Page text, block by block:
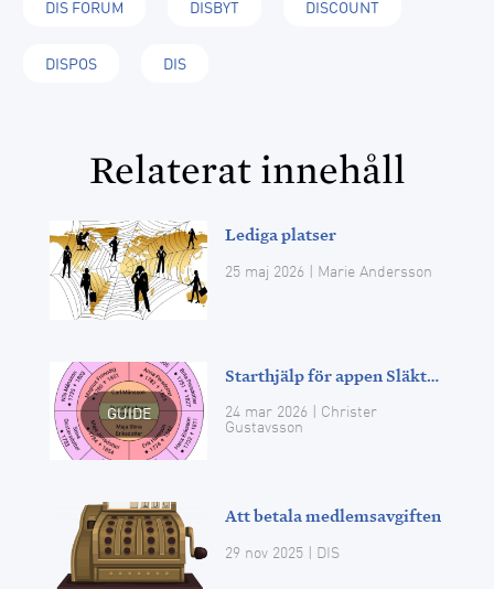
DIS FORUM DISBYT DISCOUNT
DISPOS DIS
Relaterat innehåll
Lediga platser
25 maj 2026 | Marie Andersson
GUIDE
Starthjälp för appen Släkten
24 mar 2026 | Christer
Gustavsson
Att betala medlemsavgiften
29 nov 2025 | DIS